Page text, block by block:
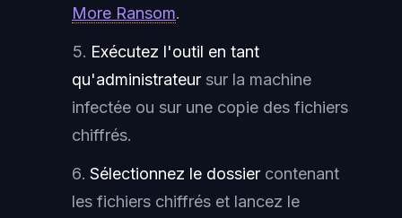
More Ransom.
Exécutez l'outil en tant
qu'administrateur sur la machine
infectée ou sur une copie des fichiers
chiffrés.
Sélectionnez le dossier contenant
les fichiers chiffrés et lancez le